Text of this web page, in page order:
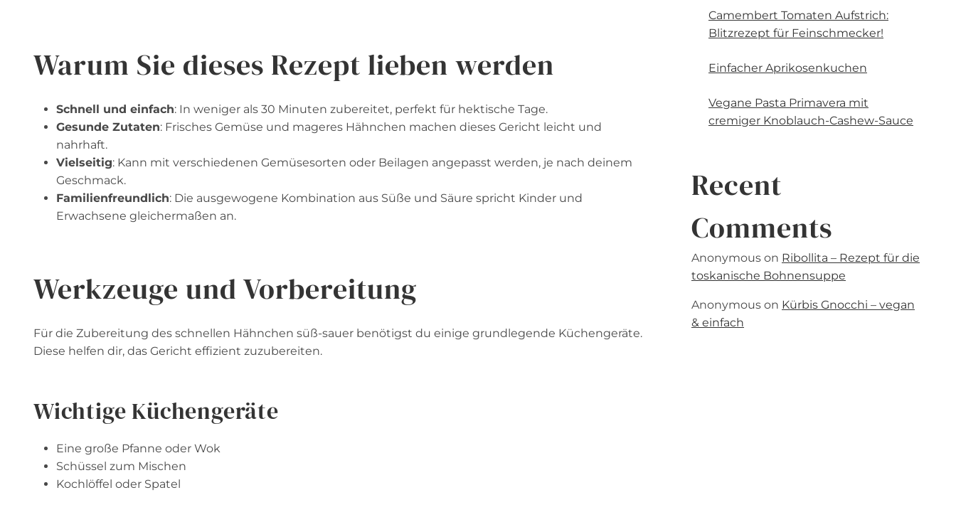
Warum Sie dieses Rezept lieben werden
Schnell und einfach: In weniger als 30 Minuten zubereitet, perfekt für hektische Tage.
Gesunde Zutaten: Frisches Gemüse und mageres Hähnchen machen dieses Gericht leicht und
nahrhaft.
Vielseitig: Kann mit verschiedenen Gemüsesorten oder Beilagen angepasst werden, je nach deinem
Geschmack.
Familienfreundlich: Die ausgewogene Kombination aus Süße und Säure spricht Kinder und
Erwachsene gleichermaßen an.
Werkzeuge und Vorbereitung
Für die Zubereitung des schnellen Hähnchen süß-sauer benötigst du einige grundlegende Küchengeräte.
Diese helfen dir, das Gericht effizient zuzubereiten.
Wichtige Küchengeräte
Eine große Pfanne oder Wok
Schüssel zum Mischen
Kochlöffel oder Spatel
Camembert Tomaten Aufstrich:
Blitzrezept für Feinschmecker!
Einfacher Aprikosenkuchen
Vegane Pasta Primavera mit
cremiger Knoblauch-Cashew-Sauce
Recent
Comments
Anonymous on Ribollita – Rezept für die
toskanische Bohnensuppe
Anonymous on Kürbis Gnocchi – vegan
& einfach